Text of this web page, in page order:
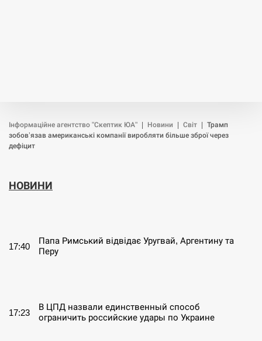
Інформаційне агентство "Скептик ЮА" Новини Світ
Трамп
зобов’язав американські компанії виробляти більше зброї через
дефіцит
НОВИНИ
17:40
Папа Римський відвідає Уругвай, Аргентину та
Перу
17:23
В ЦПД назвали единственный способ
ограничить российские удары по Украине